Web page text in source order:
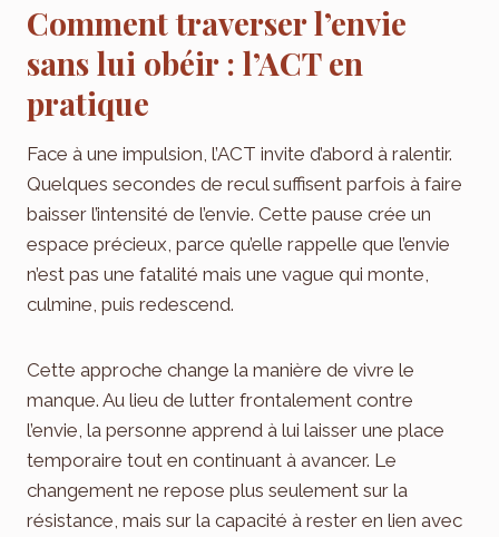
Comment traverser l’envie
sans lui obéir : l’ACT en
pratique
Face à une impulsion, l’ACT invite d’abord à ralentir.
Quelques secondes de recul suffisent parfois à faire
baisser l’intensité de l’envie. Cette pause crée un
espace précieux, parce qu’elle rappelle que l’envie
n’est pas une fatalité mais une vague qui monte,
culmine, puis redescend.
Cette approche change la manière de vivre le
manque. Au lieu de lutter frontalement contre
l’envie, la personne apprend à lui laisser une place
temporaire tout en continuant à avancer. Le
changement ne repose plus seulement sur la
résistance, mais sur la capacité à rester en lien avec